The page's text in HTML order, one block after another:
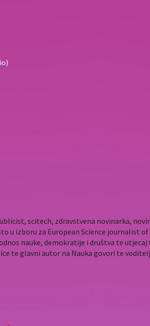
scitech, zdravstvena novinarka,
u izboru za European Science journalist
nauke, demokratije i društva te
te glavni autor na Nauka govori te